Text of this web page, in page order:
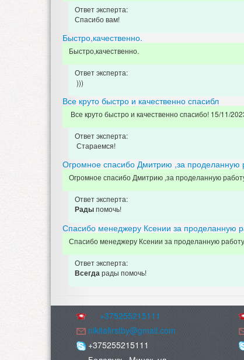
Ответ эксперта:
Спасибо вам!
Быстро,качественно.
Быстро,качественно.
Ответ эксперта:
)))
Все круто быстро и качественно спасибл
Все круто быстро и качественно спасибо! 15/11/
Ответ эксперта:
Стараемся!
Огромное спасибо Дмитрию ,за проделанную
Огромное спасибо Дмитрию ,за проделанную
Ответ эксперта:
Радыпомочь!
Спасибо менеджеру Ксении за проделанную
Спасибо менеджеру Ксении за проделанную
Ответ эксперта:
Всегдарады помочь!
+375255215111
nikitafirstby@gmail.com
+375255215111